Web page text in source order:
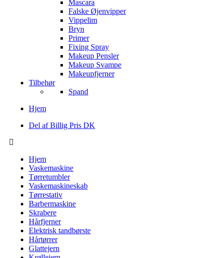
Mascara
Falske Øjenvipper
Vippelim
Bryn
Primer
Fixing Spray
Makeup Pensler
Makeup Svampe
Makeupfjerner
Tilbehør
Spand
Hjem
Del af Billig Pris DK
Hjem
Vaskemaskine
Tørretumbler
Vaskemaskineskab
Tørrestativ
Barbermaskine
Skrabere
Hårfjerner
Elektrisk tandbørste
Hårtørrer
Glattejern